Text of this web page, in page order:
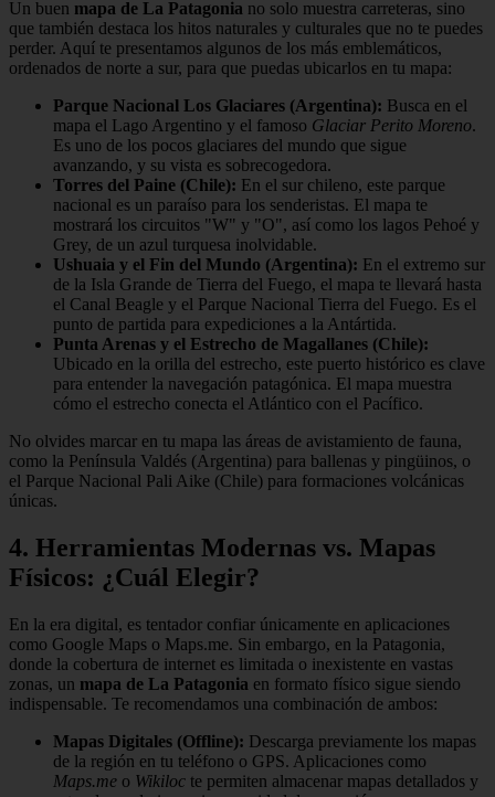
Un buen mapa de La Patagonia no solo muestra carreteras, sino
que también destaca los hitos naturales y culturales que no te puedes
perder. Aquí te presentamos algunos de los más emblemáticos,
ordenados de norte a sur, para que puedas ubicarlos en tu mapa:
Parque Nacional Los Glaciares (Argentina): Busca en el
mapa el Lago Argentino y el famoso Glaciar Perito Moreno.
Es uno de los pocos glaciares del mundo que sigue
avanzando, y su vista es sobrecogedora.
Torres del Paine (Chile): En el sur chileno, este parque
nacional es un paraíso para los senderistas. El mapa te
mostrará los circuitos "W" y "O", así como los lagos Pehoé y
Grey, de un azul turquesa inolvidable.
Ushuaia y el Fin del Mundo (Argentina): En el extremo sur
de la Isla Grande de Tierra del Fuego, el mapa te llevará hasta
el Canal Beagle y el Parque Nacional Tierra del Fuego. Es el
punto de partida para expediciones a la Antártida.
Punta Arenas y el Estrecho de Magallanes (Chile):
Ubicado en la orilla del estrecho, este puerto histórico es clave
para entender la navegación patagónica. El mapa muestra
cómo el estrecho conecta el Atlántico con el Pacífico.
No olvides marcar en tu mapa las áreas de avistamiento de fauna,
como la Península Valdés (Argentina) para ballenas y pingüinos, o
el Parque Nacional Pali Aike (Chile) para formaciones volcánicas
únicas.
4. Herramientas Modernas vs. Mapas
Físicos: ¿Cuál Elegir?
En la era digital, es tentador confiar únicamente en aplicaciones
como Google Maps o Maps.me. Sin embargo, en la Patagonia,
donde la cobertura de internet es limitada o inexistente en vastas
zonas, un mapa de La Patagonia en formato físico sigue siendo
indispensable. Te recomendamos una combinación de ambos:
Mapas Digitales (Offline): Descarga previamente los mapas
de la región en tu teléfono o GPS. Aplicaciones como
Maps.me o Wikiloc te permiten almacenar mapas detallados y